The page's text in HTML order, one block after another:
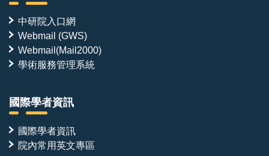
中研院入口網
Webmail (GWS)
Webmail(Mail2000)
學術服務管理系統
國際學者資訊
國際學者資訊
院內常用英文專區